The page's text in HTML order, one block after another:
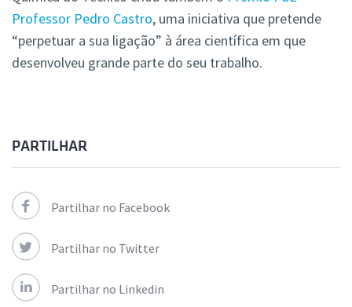
Professor Pedro Castro, uma iniciativa que pretende
“perpetuar a sua ligação” à área científica em que
desenvolveu grande parte do seu trabalho.
PARTILHAR
Partilhar no Facebook
Partilhar no Twitter
Partilhar no Linkedin